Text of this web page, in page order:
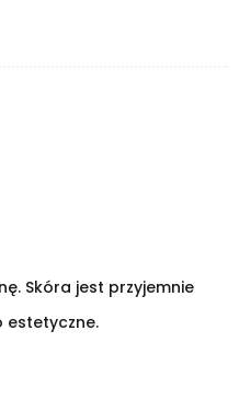
Skóra jest przyjemnie
estetyczne.